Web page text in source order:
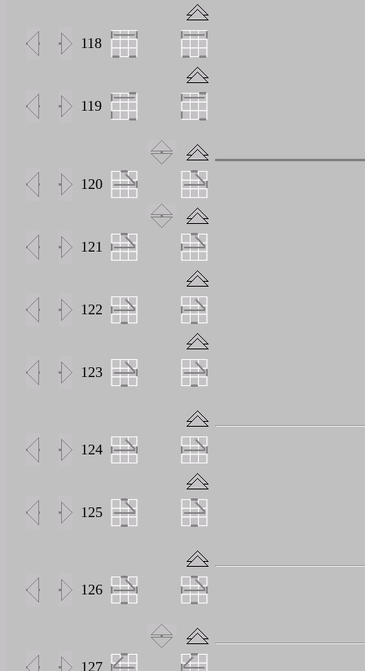
118
119
120
121
122
123
124
125
126
127